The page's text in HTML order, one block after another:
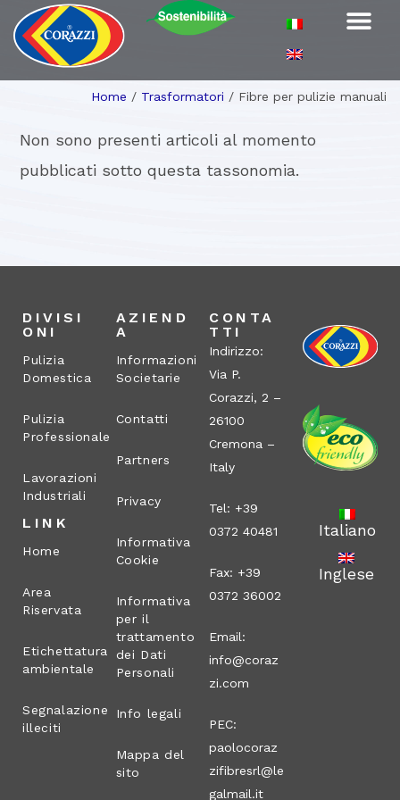
Home / Trasformatori / Fibre per pulizie manuali
Non sono presenti articoli al momento
pubblicati sotto questa tassonomia.
DIVISI
ONI
Pulizia
Domestica
Pulizia
Professionale
Lavorazioni
Industriali
LINK
Home
Area
Riservata
Etichettatura
ambientale
Segnalazione
illeciti
AZIEND
A
Informazioni
Societarie
Contatti
Partners
Privacy
Informativa
Cookie
Informativa
per il
trattamento
dei Dati
Personali
Info legali
Mappa del
sito
CONTA
TTI
Indirizzo:
Via P.
Corazzi, 2 –
26100
Cremona –
Italy
Tel: +39
0372 40481
Fax: +39
0372 36002
Email:
info@coraz
zi.com
PEC:
paolocoraz
zifibresrl@le
galmail.it
Italiano
Inglese